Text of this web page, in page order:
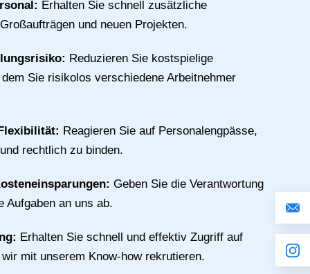
Erhalten Sie schnell zusätzliche
und neuen Projekten.
Reduzieren Sie kostspielige
Sie risikolos verschiedene Arbeitnehmer
Reagieren Sie auf Personalengpässe,
rechtlich zu binden.
Geben Sie die Verantwortung
Aufgaben an uns ab.
Erhalten Sie schnell und effektiv Zugriff auf
mit unserem Know-how rekrutieren.